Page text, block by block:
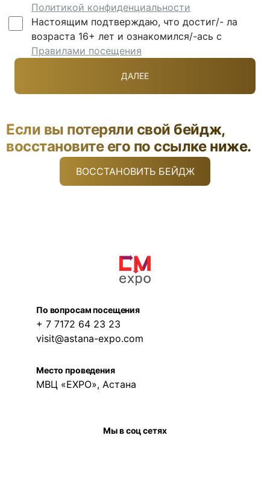
Политикой конфиденциальности
Настоящим подтверждаю, что достиг/- ла
возраста 16+ лет и ознакомился/-ась с
Правилами посещения
Если вы потеряли свой бейдж,
восстановите его по ссылке ниже.
ВОССТАНОВИТЬ БЕЙДЖ
По вопросам посещения
+ 7 7172 64 23 23
visit@astana-expo.com
Место проведения
МВЦ «EXPO», Астана
Мы в соц сетях